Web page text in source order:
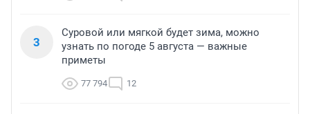
3
Суровой или мягкой будет зима, можно
узнать по погоде 5 августа — важные
приметы
77 794 12